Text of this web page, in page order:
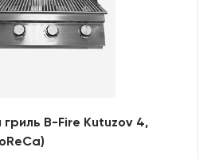
B-Fire Kutuzov 4,